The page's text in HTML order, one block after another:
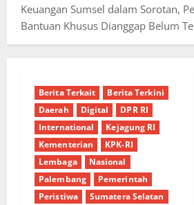
Keuangan Sumsel dalam Sorotan,
Bantuan Khusus Dianggap Belum
Berita Terkait
Berita Terkini
Daerah
Digital
DPR RI
International
Kejagung RI
Kementerian
KPK-RI
Lembaga
Nasional
Palembang
Pemerintah
Peristiwa
Sumatera Selatan